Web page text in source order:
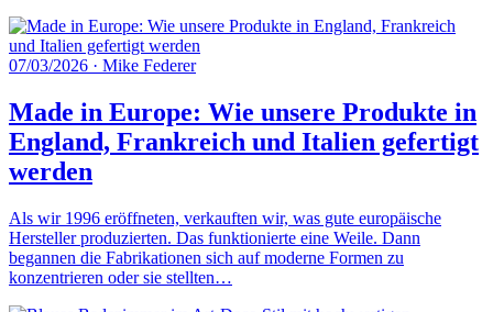
07/03/2026 · Mike Federer
Made in Europe: Wie unsere Produkte in
England, Frankreich und Italien gefertigt
werden
Als wir 1996 eröffneten, verkauften wir, was gute europäische
Hersteller produzierten. Das funktionierte eine Weile. Dann
begannen die Fabrikationen sich auf moderne Formen zu
konzentrieren oder sie stellten…